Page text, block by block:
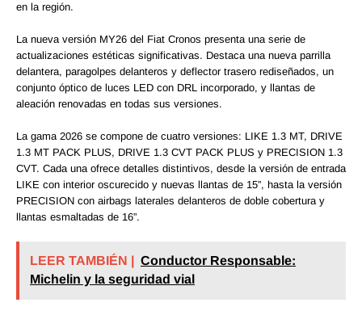
en la región.
La nueva versión MY26 del Fiat Cronos presenta una serie de
actualizaciones estéticas significativas. Destaca una nueva parrilla
delantera, paragolpes delanteros y deflector trasero rediseñados, un
conjunto óptico de luces LED con DRL incorporado, y llantas de
aleación renovadas en todas sus versiones.
La gama 2026 se compone de cuatro versiones: LIKE 1.3 MT, DRIVE
1.3 MT PACK PLUS, DRIVE 1.3 CVT PACK PLUS y PRECISION 1.3
CVT. Cada una ofrece detalles distintivos, desde la versión de entrada
LIKE con interior oscurecido y nuevas llantas de 15”, hasta la versión
PRECISION con airbags laterales delanteros de doble cobertura y
llantas esmaltadas de 16”.
LEER TAMBIÉN | Conductor Responsable:
Michelin y la seguridad vial